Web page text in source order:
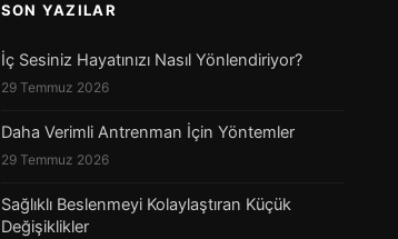
SON YAZILAR
İç Sesiniz Hayatınızı Nasıl Yönlendiriyor?
29 Temmuz 2026
Daha Verimli Antrenman İçin Yöntemler
29 Temmuz 2026
Sağlıklı Beslenmeyi Kolaylaştıran Küçük
Değişiklikler